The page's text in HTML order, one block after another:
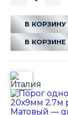
В КОРЗИНУ
В КОРЗИНЕ